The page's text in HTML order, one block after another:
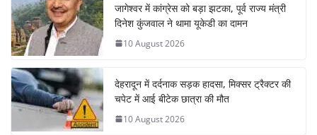
जागेश्वर में कांग्रेस को बड़ा झटका, पूर्व राज्य मंत्री
दिनेश कुंजवाल ने थामा यूकेडी का दामन
10 August 2026
देहरादून में दर्दनाक सड़क हादसा, मिक्सर ट्रैक्टर की
चपेट में आई बीटेक छात्रा की मौत
10 August 2026